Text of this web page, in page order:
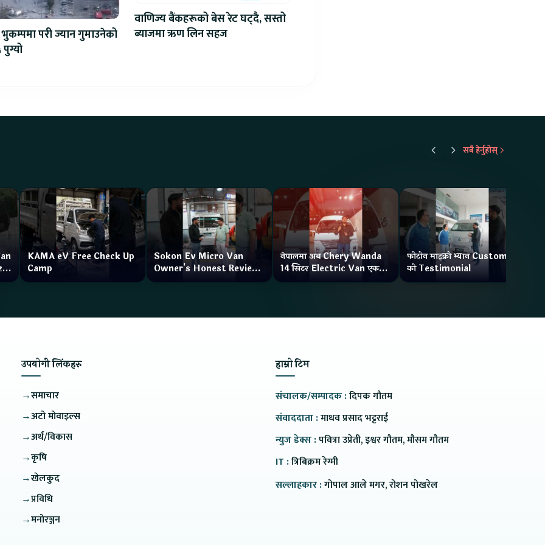
परी ज्यान गुमाउनेको
वाणिज्य बैंकहरूको बेस रेट घट्दै, सस्तो
ब्याजमा ऋण लिन सहज
सबै हेर्नुहोस्
KAMA eV Free Check Up
Camp
Sokon Ev Micro Van
Owner's Honest Review
How is the service?
नेपालमा अब Chery Wanda
14 सिटर Electric Van एक
Charge मा दिन्छ 300KM
फोटोन माइक्रो भ्यान Customer
को Testimonial
उपयोगी लिंकहरु
→समाचार
→अटो मोवाइल्स
→अर्थ/विकास
→कृषि
→खेलकुद
→प्रविधि
→मनोरञ्जन
हाम्रो टिम
संचालक/सम्पादक :दिपक गौतम
संवाददाता :माधव प्रसाद भट्टराई
न्युज डेक्स :पवित्रा उप्रेती, इश्वर गौतम, मौसम गौतम
IT :त्रिबिक्रम रेग्मी
सल्लाहकार :गोपाल आले मगर, रोशन पोखरेल